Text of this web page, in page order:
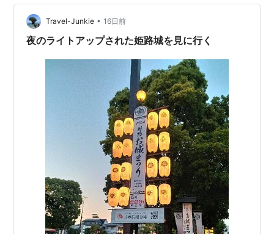
町に立ち並ぶ魅力的なお店で「名物あなごめし」や「姫
路おでん」を味わったり、歴史ある和菓子やここでしか
買えないお土産を選んだりして、街全体…
Travel-Junkie • 16日前
夜のライトアップされた姫路城を見に行く